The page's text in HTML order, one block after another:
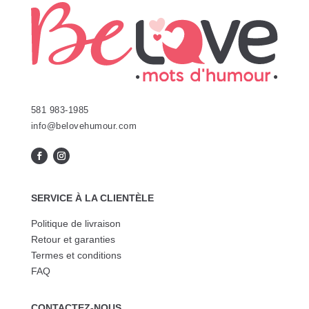
la
page
du
produit
du
581 983-1985
info@belovehumour.com
SERVICE À LA CLIENTÈLE
Politique de livraison
Retour et garanties
Termes et conditions
FAQ